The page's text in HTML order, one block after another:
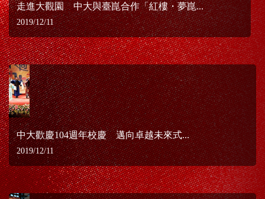
走進大觀園 中大與臺崑合作「紅樓・夢崑...
2019/12/11
中大歡慶104週年校慶 邁向卓越未來式...
2019/12/11